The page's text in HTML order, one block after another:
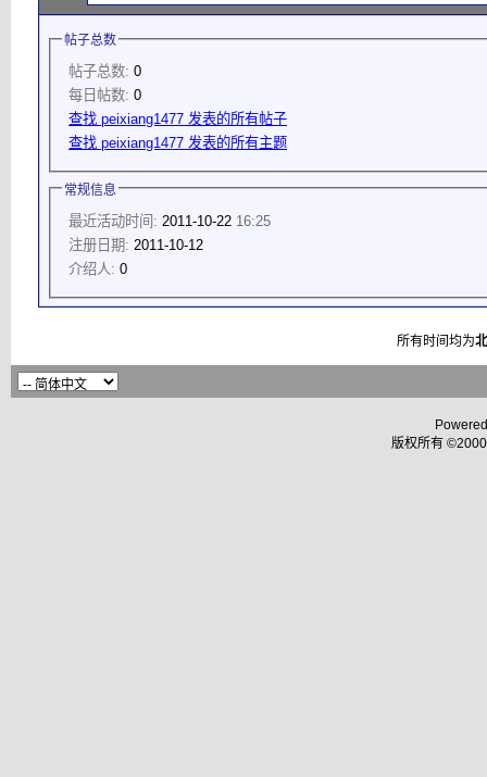
帖子总数
帖子总数: 0
每日帖数: 0
查找 peixiang1477 发表的所有帖子
查找 peixiang1477 发表的所有主题
常规信息
最近活动时间: 2011-10-22 16:25
注册日期: 2011-10-12
介绍人: 0
所有时间均为
版权所有